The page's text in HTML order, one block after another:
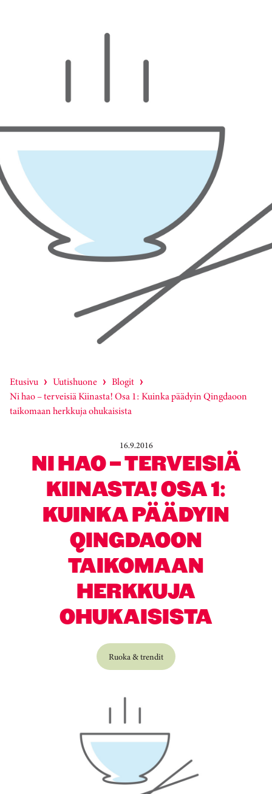
Etusivu Uutishuone
Blogit
Ni hao – terveisiä Kiinasta! Osa 1: Kuinka päädyin Qingdaoon
taikomaan herkkuja ohukaisista
16.9.2016
NI HAO – TERVEISIÄ
KIINASTA! OSA 1:
KUINKA PÄÄDYIN
QINGDAOON
TAIKOMAAN
HERKKUJA
OHUKAISISTA
Ruoka & trendit